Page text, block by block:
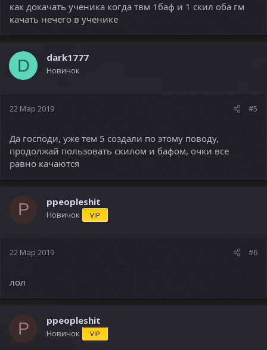
как докачать ученика когда твм 1баф и 1 скил оба гм
качать нечего в ученике
D dark1777
Новичок
22 Мар 2019 #5
Да господи, уже тем 5 создали по этому поводу,
продолжай пользовать скилом и бафом, очки все
равно качаются
P ppeopleshit
Новичок VIP
22 Мар 2019 #6
лол
P ppeopleshit
Новичок VIP